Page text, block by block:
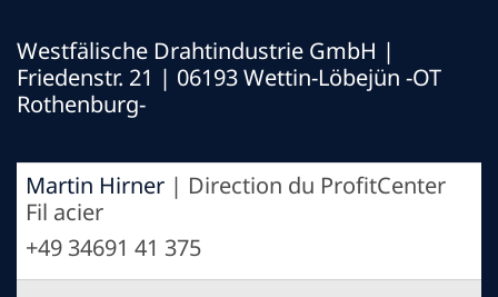
Westfälische Drahtindustrie GmbH |
Friedenstr. 21 | 06193 Wettin-Löbejün -OT
Rothenburg-
Martin Hirner | Direction du ProfitCenter
Fil acier
+49 34691 41 375